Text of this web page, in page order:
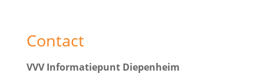
Contact
VVV Informatiepunt Diepenheim